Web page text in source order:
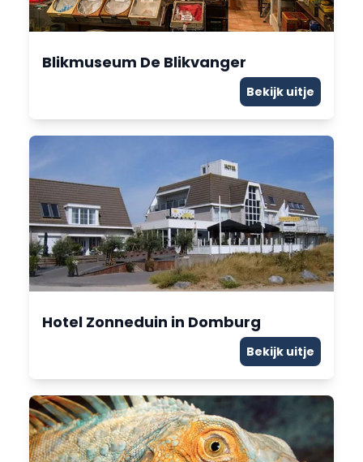
Blikmuseum De Blikvanger
Bekijk uitje
Hotel Zonneduin in Domburg
Bekijk uitje